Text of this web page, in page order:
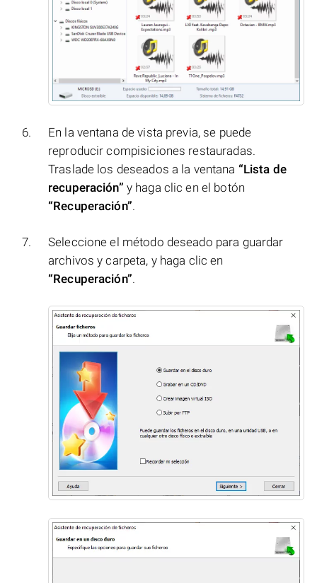
En la ventana de vista previa, se puede
reproducir compisiciones restauradas.
Traslade los deseados a la ventana “Lista de
recuperación” y haga clic en el botón
“Recuperación”.
Seleccione el método deseado para guardar
archivos y carpeta, y haga clic en
“Recuperación”.